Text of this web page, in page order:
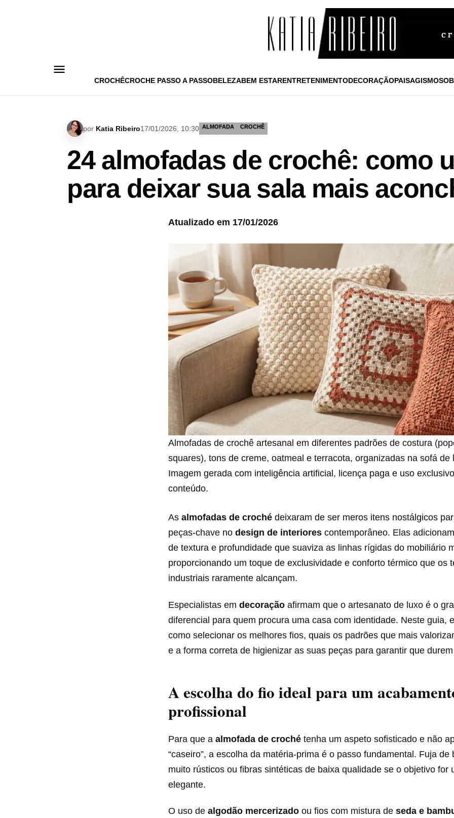
CROCHÊCROCHE PASSO A PASSOBELEZABEM ESTARENTRETENIMENTODECORAÇÃOPAISAGISMO
por Katia Ribeiro17/01/2026, 10:30 ALMOFADA CROCHÊ
24 almofadas de crochê: como
para deixar sua sala mais
Atualizado em 17/01/2026
Almofadas de crochê artesanal em diferentes padrões de costura
squares), tons de creme, oatmeal e terracota, organizadas na sofá de
Imagem gerada com inteligência artificial, licença paga e uso
conteúdo.
As almofadas de croché deixaram de ser meros itens nostálgicos
peças-chave no design de interiores contemporâneo. Elas
de textura e profundidade que suaviza as linhas rígidas do mobiliário
proporcionando um toque de exclusividade e conforto térmico que os
industriais raramente alcançam.
Especialistas em decoração afirmam que o artesanato de luxo é o
diferencial para quem procura uma casa com identidade. Neste guia,
como selecionar os melhores fios, quais os padrões que mais
e a forma correta de higienizar as suas peças para garantir que
A escolha do fio ideal para um
profissional
Para que a almofada de croché tenha um aspeto sofisticado e não
“caseiro”, a escolha da matéria-prima é o passo fundamental. Fuja de
muito rústicos ou fibras sintéticas de baixa qualidade se o objetivo for
elegante.
O uso de algodão mercerizado ou fios com mistura de seda e